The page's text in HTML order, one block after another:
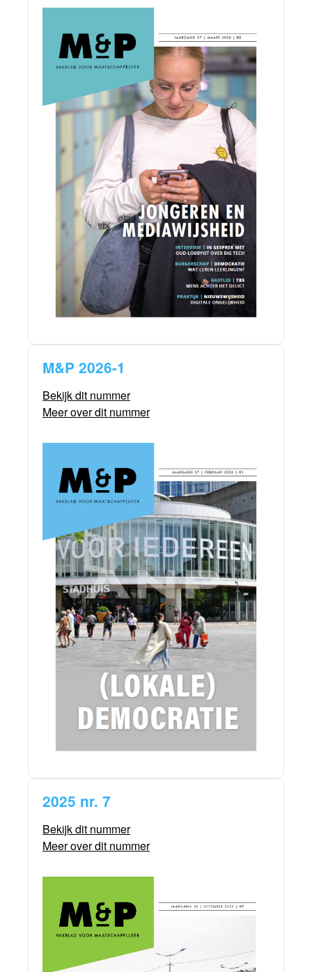
M&P 2026-1
Bekijk dit nummer
Meer over dit nummer
2025 nr. 7
Bekijk dit nummer
Meer over dit nummer